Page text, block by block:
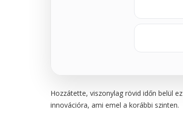
Hozzátette, viszonylag rövid időn belül
innovációra, ami emel a korábbi szinten.